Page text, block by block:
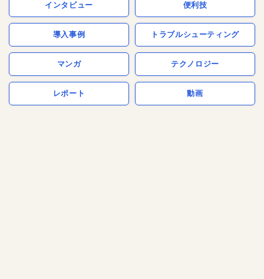
インタビュー 便利技
導入事例 トラブルシューティング
マンガ テクノロジー
レポート 動画